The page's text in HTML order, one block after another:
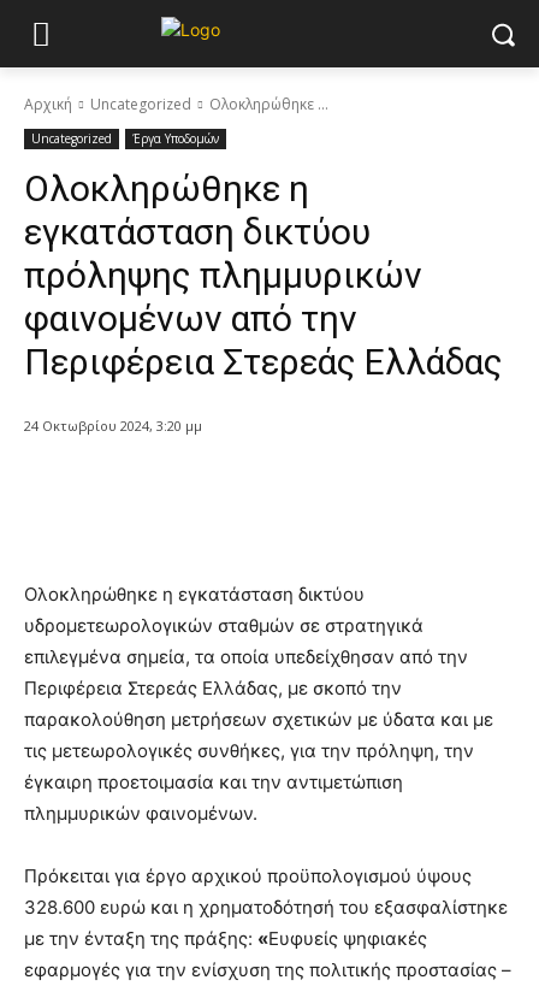
Αρχική Uncategorized Ολοκληρώθηκε ...
Uncategorized Έργα Υποδομών
Ολοκληρώθηκε η
εγκατάσταση δικτύου
πρόληψης πλημμυρικών
φαινομένων από την
Περιφέρεια Στερεάς Ελλάδας
24 Οκτωβρίου 2024, 3:20 μμ
Ολοκληρώθηκε η εγκατάσταση δικτύου
υδρομετεωρολογικών σταθμών σε στρατηγικά
επιλεγμένα σημεία, τα οποία υπεδείχθησαν από την
Περιφέρεια Στερεάς Ελλάδας, με σκοπό την
παρακολούθηση μετρήσεων σχετικών με ύδατα και με
τις μετεωρολογικές συνθήκες, για την πρόληψη, την
έγκαιρη προετοιμασία και την αντιμετώπιση
πλημμυρικών φαινομένων.
Πρόκειται για έργο αρχικού προϋπολογισμού ύψους
328.600 ευρώ και η χρηματοδότησή του εξασφαλίστηκε
με την ένταξη της πράξης: «Ευφυείς ψηφιακές
εφαρμογές για την ενίσχυση της πολιτικής προστασίας –